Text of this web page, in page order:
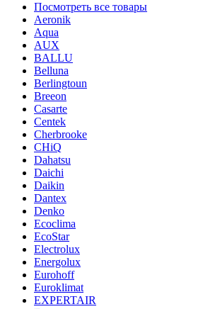
Посмотреть все товары
Aeronik
Aqua
AUX
BALLU
Belluna
Berlingtoun
Breeon
Casarte
Centek
Cherbrooke
CHiQ
Dahatsu
Daichi
Daikin
Dantex
Denko
Ecoclima
EcoStar
Electrolux
Energolux
Eurohoff
Euroklimat
EXPERTAIR